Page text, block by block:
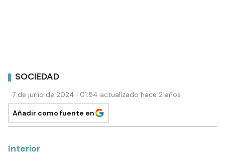
SOCIEDAD
7 de junio de 2024 | 01:54 actualizado hace 2 años
Añadir como fuente en
Interior